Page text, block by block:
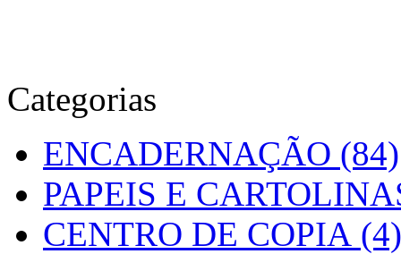
Categorias
ENCADERNAÇÃO (84)
PAPEIS E
CENTRO DE COPIA (4)